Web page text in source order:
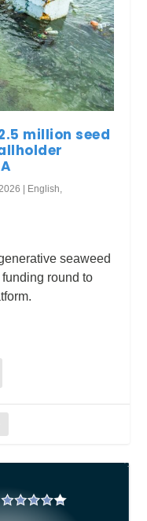
million seed
| English
seaweed
round to